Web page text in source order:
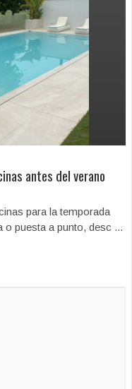
antes del verano
para la temporada
o puesta a punto, desc ...